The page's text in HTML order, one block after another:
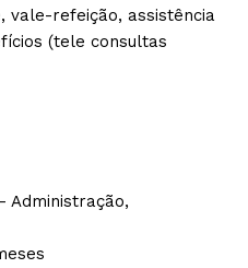
vale-refeição, assistência
(tele consultas
Administração,